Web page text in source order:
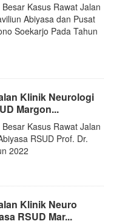
Kasus Rawat Jalan
Abiyasa dan Pusat
Soekarjo Pada Tahun
Klinik Neurologi
Margon...
Kasus Rawat Jalan
RSUD Prof. Dr.
2022
Klinik Neuro
RSUD Mar...